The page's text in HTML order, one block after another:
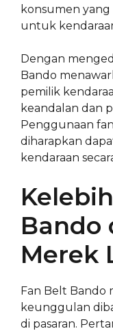
konsumen
untuk
Dengan
Bando
pemilik
keandalan dan
Penggunaan
diharapkan
kendaraan
Bando
Merek
Fan Belt Bando
keunggulan
di pasaran.